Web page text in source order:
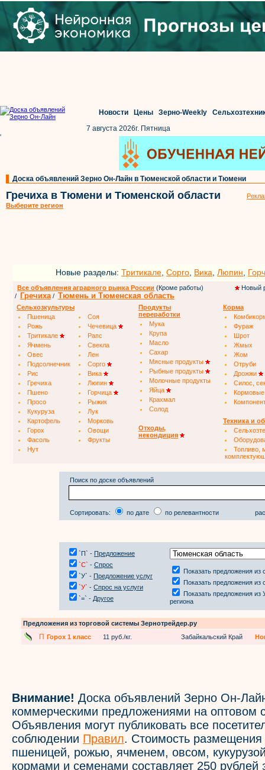
Новости Цены Зерно-Weekly
7 августа 2026г. Пятница
'
Доска объявлений Зерно Он-Лайн в Тюменской области и Тюмени
Гречиха в Тюмени и Тюменской области
Выберите регион
Новые разделы: Тритикале Сорго Вика Люпин
Все объявления аграрного рынка России (Кроме работы)
Новый
/
Гречиха / Тюмень и Тюменская область
Сельхозкультуры
Пшеница
Соя
Рожь
Чечевица
Тритикале
Рапс
Ячмень
Свекла
Овес
Лен
Подсолнечник
Сорго
Рис
Вика
Гречиха
Люпин
Пшено
Горчица
Просо
Рыжик
Кукуруза
Лук
Картофель
Морковь
Горох
Овощи
Фасоль
Фрукты
Нут
Продукты
переработки
Мука
Крупа
Масло
Сахар
Мясные продукты
Рыбные продукты
Молочные продукты
Яйца
Крахмал
Солод
Отходы,
некондиция
Корма
Фураж
Шрот
Жмых
Жом
Отруби
Дрожжи
Силос,
Техника и
Топливо,
Поиск по доске объявлений
Сортировать: по дате по релевантности
`П` - Предложение
`С` - Спрос
`У` - Предложение услуг
`У` - Спрос на услуги
`=` - Другое
Показать предложения из
Показать предложения из
Показать предложения из
региона
Предложения из торговой системы Зернотрейдер.ру
П Горох 1 класс 11 руб./кг. Забайкальский Край
Внимание! Доска объявлений Зерно Он-
коммерческими предложениями на оптовом
Объявления могут публиковать все
соблюдении Правил. Стоимость
пшеницей, рожью, ячменем, овсом,
кормами и семенами составляет 250 рублей